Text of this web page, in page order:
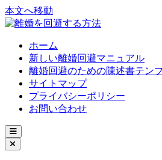
本文へ移動
ホーム
新しい離婚回避マニュアル
離婚回避のための陳述書テン
サイトマップ
プライバシーポリシー
お問い合わせ